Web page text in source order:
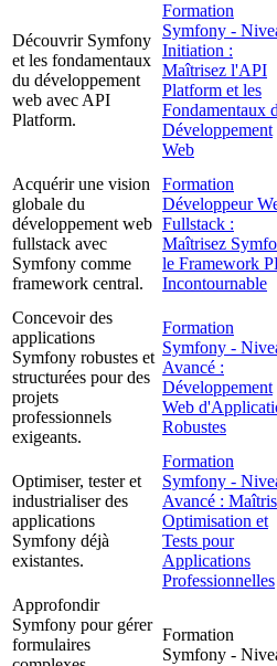
Découvrir Symfony
et les fondamentaux
du développement
web avec API
Platform.
Formation
Symfony -
Initiation :
Maîtrisez l'API
Platform et les
Fondamentaux
Développement
Web
Acquérir une vision
globale du
développement web
fullstack avec
Symfony comme
framework central.
Formation
Développeur
Fullstack :
Maîtrisez
le Framework
Incontournable
Concevoir des
applications
Symfony robustes et
structurées pour des
projets
professionnels
exigeants.
Formation
Symfony -
Avancé :
Développement
Web
Robustes
Optimiser, tester et
industrialiser des
applications
Symfony déjà
existantes.
Formation
Symfony -
Avancé :
Optimisation et
Tests pour
Applications
Professionnelles
Approfondir
Symfony pour gérer
formulaires
Formation
Symfony -